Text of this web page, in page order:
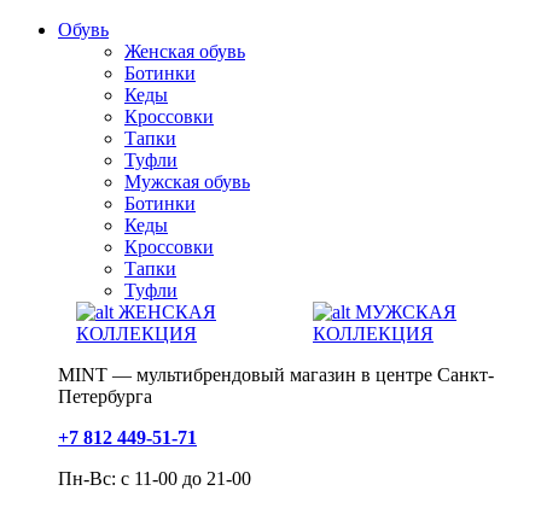
Обувь
Женская обувь
Ботинки
Кеды
Кроссовки
Тапки
Туфли
Мужская обувь
Ботинки
Кеды
Кроссовки
Тапки
Туфли
ЖЕНСКАЯ
КОЛЛЕКЦИЯ
МУЖСКАЯ
КОЛЛЕКЦИЯ
MINT — мультибрендовый магазин в центре Санкт-
Петербурга
+7 812 449-51-71
Пн-Вс: с 11-00 до 21-00